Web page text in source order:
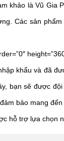
khảo là Vũ Gia
Các sản
khẩu và đã
bạn sẽ được
bảo mang
hỗ trợ lựa chọn